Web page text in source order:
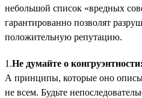
небольшой список «вредных
гарантированно позволят
положительную репутацию.
1.Не думайте о конгруэнтности:
А принципы, которые оно
не всем. Будьте